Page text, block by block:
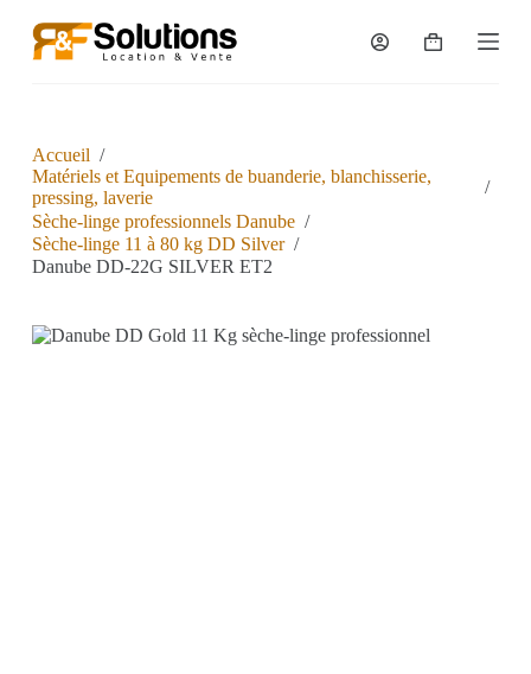
u
o
u
Accueil /
Matériels et Equipements de buanderie, blanchisserie,
pressing, laverie
/
Sèche-linge professionnels Danube /
Sèche-linge 11 à 80 kg DD Silver /
Danube DD-22G SILVER ET2